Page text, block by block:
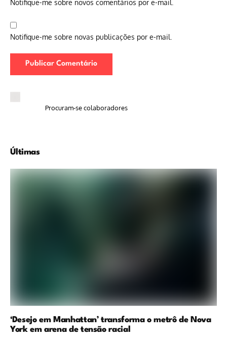
Notifique-me sobre novos comentários por e-mail.
Notifique-me sobre novas publicações por e-mail.
Procuram-se colaboradores
Últimas
‘Desejo em Manhattan’ transforma o metrô de Nova
York em arena de tensão racial